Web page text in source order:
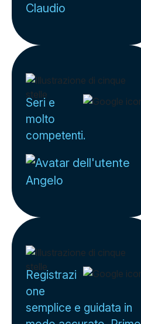
Claudio
Seri e
molto
competenti.
Angelo
Registrazi
one
semplice e guidata in